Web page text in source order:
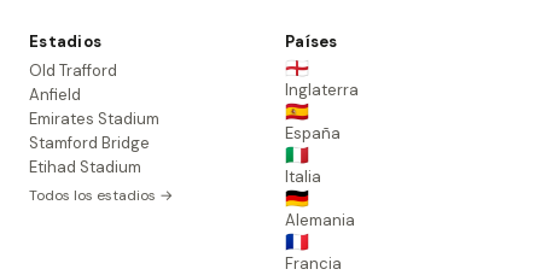
Estadios
Old Trafford
Anfield
Emirates Stadium
Stamford Bridge
Etihad Stadium
Todos los estadios →
Países
🏴󠁧󠁢󠁥󠁮󠁧󠁿
Inglaterra
🇪🇸
España
🇮🇹
Italia
🇩🇪
Alemania
🇫🇷
Francia